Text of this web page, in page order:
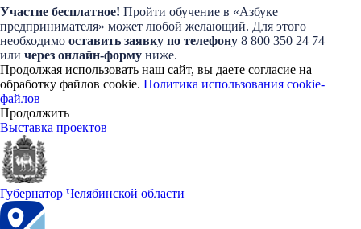
Участие бесплатное! Пройти обучение в «Азбуке
предпринимателя» может любой желающий. Для этого
необходимо оставить заявку по телефону 8 800 350 24 74
или через онлайн-форму ниже.
Продолжая использовать наш сайт, вы даете согласие на
обработку файлов cookie. Политика использования cookie-
файлов
Продолжить
Выставка проектов
Губернатор Челябинской области